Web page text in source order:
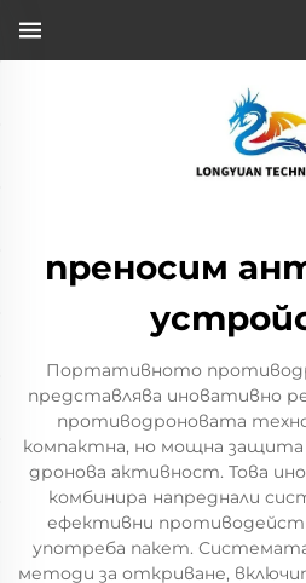
преносим
Портативното
представлява иновативно
противодроновата
компактна, но мощна
дронова активност. Това
комбинира напреднали
ефективни
употреба пакет.
методи за откриване,